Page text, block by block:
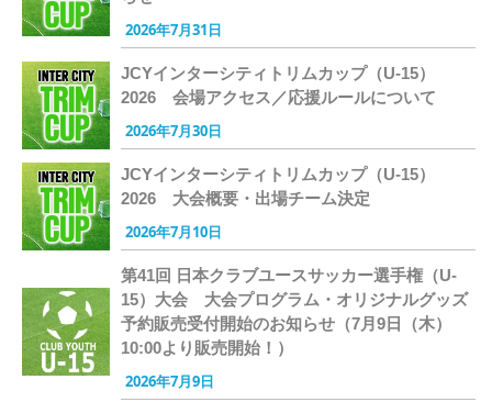
2026年7月31日
JCYインターシティトリムカップ（U-15）
2026 会場アクセス／応援ルールについて
2026年7月30日
JCYインターシティトリムカップ（U-15）
2026 大会概要・出場チーム決定
2026年7月10日
第41回 日本クラブユースサッカー選手権（U-
15）大会 大会プログラム・オリジナルグッズ
予約販売受付開始のお知らせ（7月9日（木）
10:00より販売開始！）
2026年7月9日